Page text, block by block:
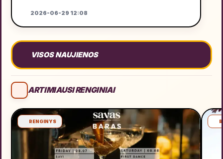
2026-06-29 12:08
VISOS NAUJIENOS
ARTIMIAUSI RENGINIAI
RENGINYS